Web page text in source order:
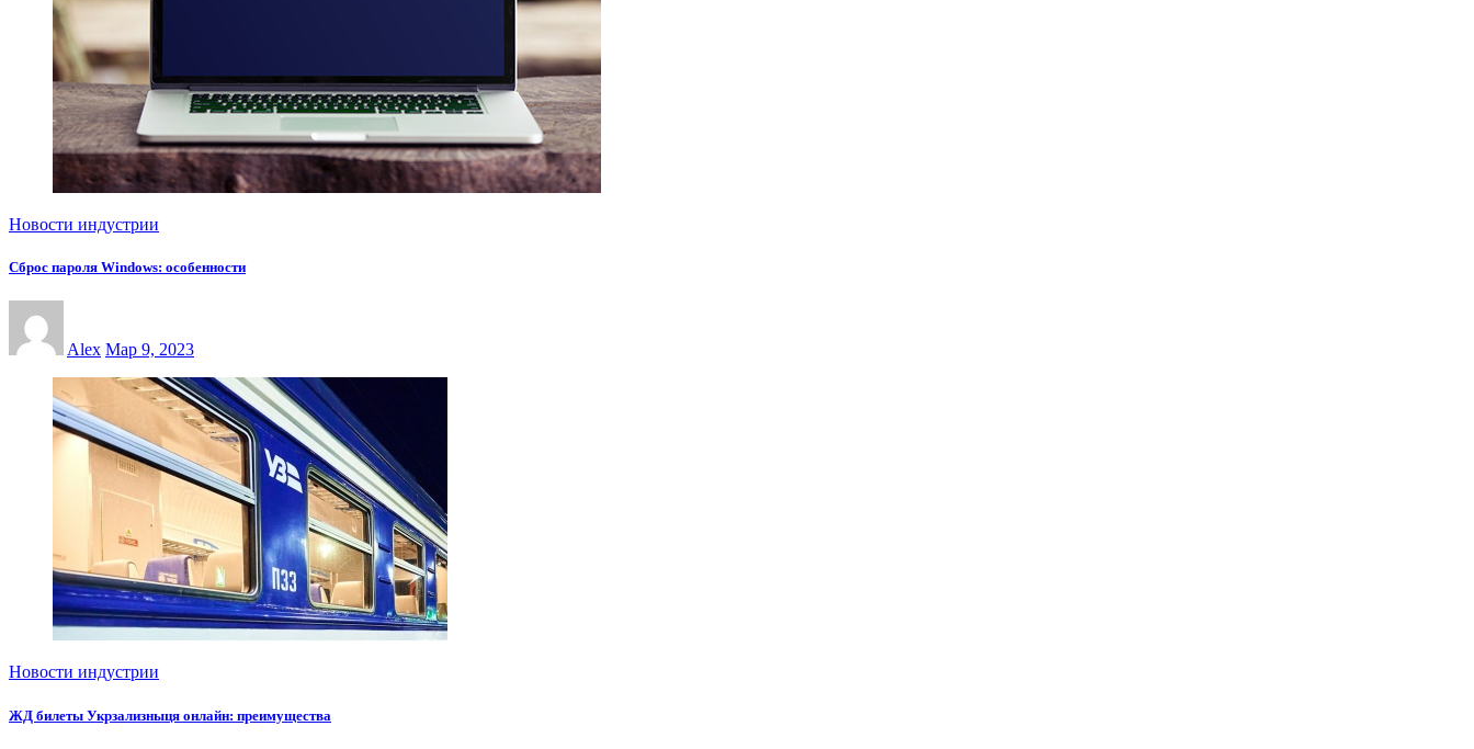
Новости индустрии
Сброс пароля Windows: особенности
Alex Мар 9, 2023
Новости индустрии
ЖД билеты Укрзализныця онлайн: преимущества